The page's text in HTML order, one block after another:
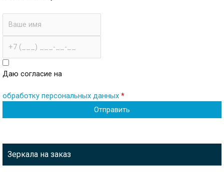
Зеркала на заказ
Даю согласие на
обработку персональных данных *